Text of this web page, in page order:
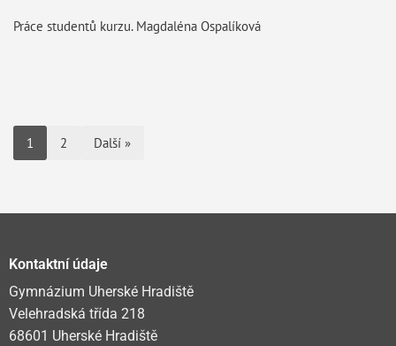
Práce studentů kurzu. Magdaléna Ospalíková
1 2 Další »
Kontaktní údaje
Gymnázium Uherské Hradiště
Velehradská třída 218
68601 Uherské Hradiště